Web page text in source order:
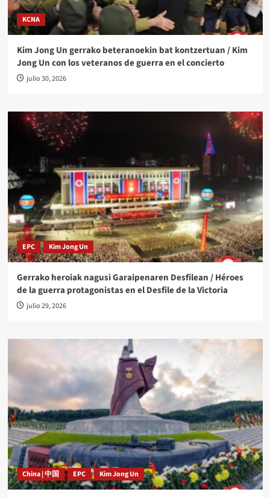
KCNA
Kim Jong Un gerrako beteranoekin bat kontzertuan / Kim
Jong Un con los veteranos de guerra en el concierto
julio 30, 2026
EPC Kim Jong Un
Gerrako heroiak nagusi Garaipenaren Desfilean / Héroes
de la guerra protagonistas en el Desfile de la Victoria
julio 29, 2026
China | 中国 EPC Kim Jong Un